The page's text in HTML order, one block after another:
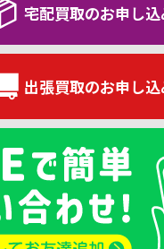
宅配買取のお申し
出張買取のお申し